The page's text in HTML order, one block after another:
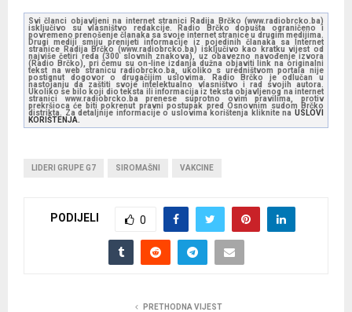
Svi članci objavljeni na internet stranici Radija Brčko (www.radiobrcko.ba)
isključivo su vlasništvo redakcije. Radio Brčko dopušta ograničeno i
povremeno prenošenje članaka sa svoje internet stranice u drugim medijima.
Drugi mediji smiju prenijeti informacije iz pojedinih članaka sa Internet
stranice Radija Brčko (www.radiobrcko.ba) isključivo kao kratku vijest od
najviše četiri reda (300 slovnih znakova), uz obavezno navođenje izvora
(Radio Brčko), pri čemu su on-line izdanja dužna objaviti link na originalni
tekst na web stranicu radiobrcko.ba, ukoliko s uredništvom portala nije
postignut dogovor o drugačijim uslovima. Radio Brčko je odlučan u
nastojanju da zaštiti svoje intelektualno vlasništvo i rad svojih autora.
Ukoliko se bilo koji dio teksta ili informacija iz teksta objavljenog na internet
stranici www.radiobrcko.ba prenese suprotno ovim pravilima, protiv
prekršioca će biti pokrenut pravni postupak pred Osnovnim sudom Brčko
distrikta. Za detaljnije informacije o uslovima korištenja kliknite na USLOVI
KORIŠTENJA.
LIDERI GRUPE G7 SIROMAŠNI VAKCINE
PODIJELI 0
PRETHODNA VIJEST